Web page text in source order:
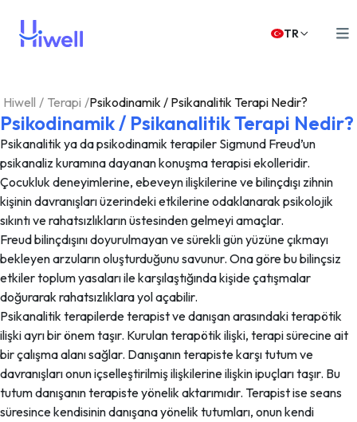
TR
Hiwell / Terapi /Psikodinamik / Psikanalitik Terapi Nedir?
Psikodinamik / Psikanalitik Terapi Nedir?
Psikanalitik ya da psikodinamik terapiler Sigmund Freud’un
psikanaliz kuramına dayanan konuşma terapisi ekolleridir.
Çocukluk deneyimlerine, ebeveyn ilişkilerine ve bilinçdışı zihnin
kişinin davranışları üzerindeki etkilerine odaklanarak psikolojik
sıkıntı ve rahatsızlıkların üstesinden gelmeyi amaçlar.
Freud bilinçdışını doyurulmayan ve sürekli gün yüzüne çıkmayı
bekleyen arzuların oluşturduğunu savunur. Ona göre bu bilinçsiz
etkiler toplum yasaları ile karşılaştığında kişide çatışmalar
doğurarak rahatsızlıklara yol açabilir.
Psikanalitik terapilerde terapist ve danışan arasındaki terapötik
ilişki ayrı bir önem taşır. Kurulan terapötik ilişki, terapi sürecine ait
bir çalışma alanı sağlar. Danışanın terapiste karşı tutum ve
davranışları onun içselleştirilmiş ilişkilerine ilişkin ipuçları taşır. Bu
tutum danışanın terapiste yönelik aktarımıdır. Terapist ise seans
süresince kendisinin danışana yönelik tutumları, onun kendi